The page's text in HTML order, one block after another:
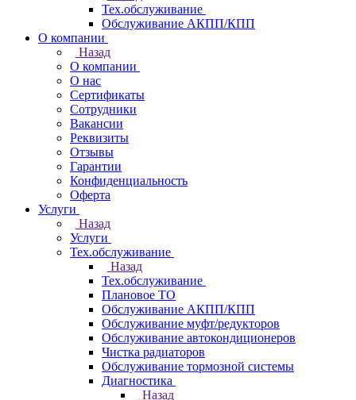
Тех.обслуживание
Обслуживание АКПП/КПП
О компании
Назад
О компании
О нас
Сертификаты
Сотрудники
Вакансии
Реквизиты
Отзывы
Гарантии
Конфиденциальность
Оферта
Услуги
Назад
Услуги
Тех.обслуживание
Назад
Тех.обслуживание
Плановое ТО
Обслуживание АКПП/КПП
Обслуживание муфт/редукторов
Обслуживание автокондиционеров
Чистка радиаторов
Обслуживание тормозной системы
Диагностика
Назад